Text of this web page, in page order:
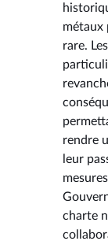
métaux
rare.
rendre
leur
charte